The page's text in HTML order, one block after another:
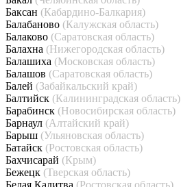
Баксан (Кабардино-Балкария)
Балабаново (Калужская область)
Балаково (Саратовская область)
Балахна (Нижегородская область)
Балашиха (Московская область)
Балашов (Саратовская область)
Балей (Забайкальский край)
Балтийск (Калининградская область)
Барабинск (Новосибирская область)
Барнаул (Алтайский край)
Барыш (Ульяновская область)
Батайск (Ростовская область)
Бахчисарай (Крым)
Бежецк (Тверская область)